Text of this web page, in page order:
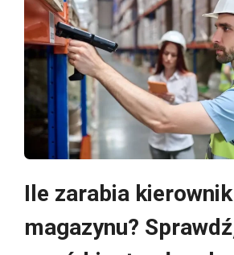
Ile zarabia kierownik
magazynu?